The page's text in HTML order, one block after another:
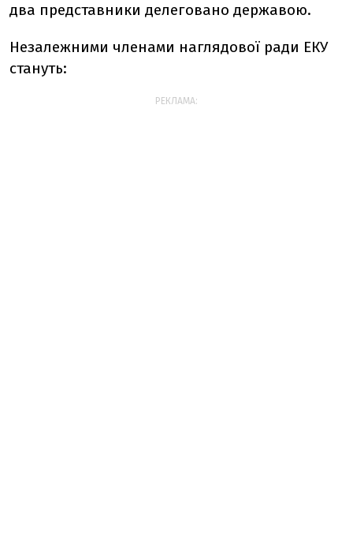
два представники делеговано державою.
Незалежними членами наглядової ради ЕКУ
стануть:
РЕКЛАМА: